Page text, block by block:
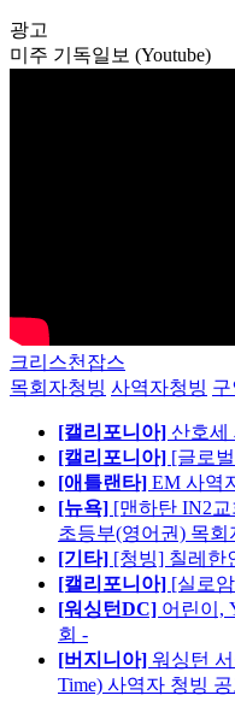
광고
미주 기독일보 (Youtube)
크리스천잡스
목회자청빙 사역자청빙
[캘리포니아] 산호세
[캘리포니아] [글로
[애틀랜타] EM 사역
[뉴욕] [맨하탄 IN2
초등부(영어권) 목회
[기타] [청빙] 칠레한
[캘리포니아] [실로
[워싱턴DC] 어린이,
회 -
[버지니아] 워싱턴
Time) 사역자 청빙 공